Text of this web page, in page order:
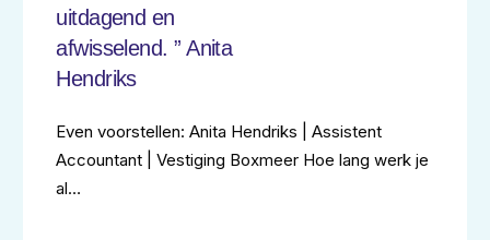
uitdagend en
afwisselend. ” Anita
Hendriks
Even voorstellen: Anita Hendriks | Assistent
Accountant | Vestiging Boxmeer Hoe lang werk je
al…